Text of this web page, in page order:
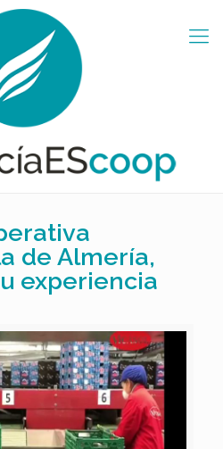
de Almería,
experiencia